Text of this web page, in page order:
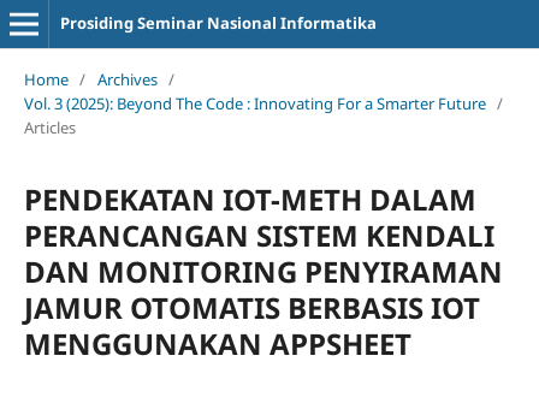
Prosiding Seminar Nasional Informatika
Home / Archives /
Vol. 3 (2025): Beyond The Code : Innovating For a Smarter Future /
Articles
PENDEKATAN IOT-METH DALAM
PERANCANGAN SISTEM KENDALI
DAN MONITORING PENYIRAMAN
JAMUR OTOMATIS BERBASIS IOT
MENGGUNAKAN APPSHEET